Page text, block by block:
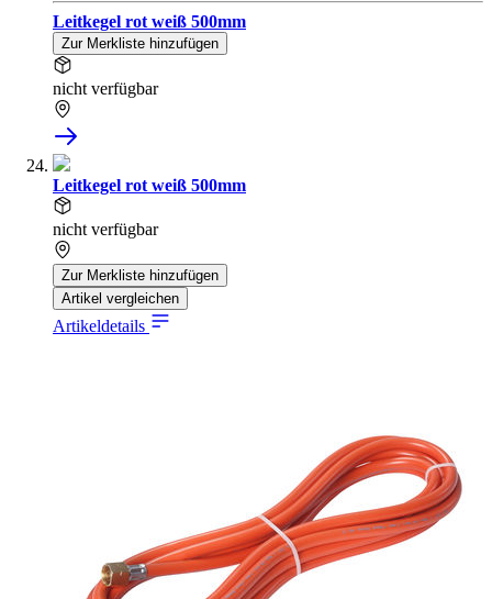
Leitkegel rot weiß 500mm
Zur Merkliste hinzufügen
nicht verfügbar
Leitkegel rot weiß 500mm
nicht verfügbar
Zur Merkliste hinzufügen
Artikel vergleichen
Artikeldetails